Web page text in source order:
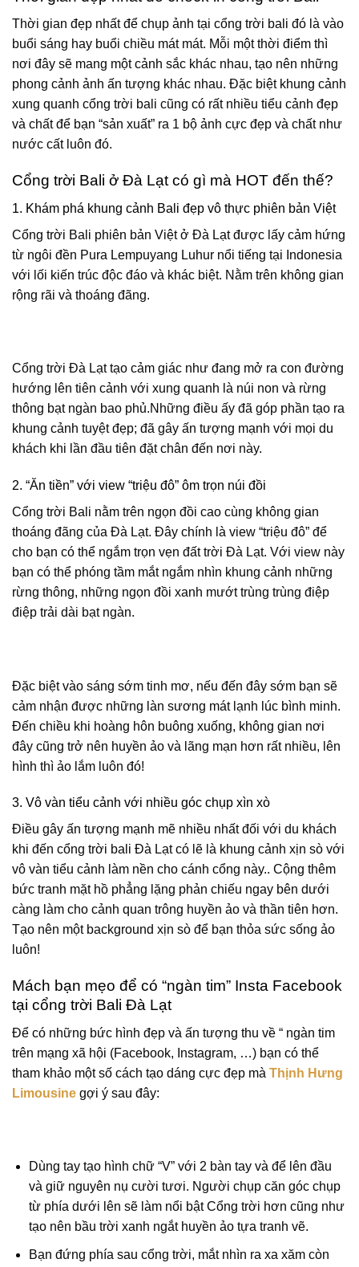
Thời gian đẹp nhất để chụp ảnh tại cổng trời bali đó là vào
buổi sáng hay buổi chiều mát mát. Mỗi một thời điểm thì
nơi đây sẽ mang một cảnh sắc khác nhau, tạo nên những
phong cảnh ảnh ấn tượng khác nhau. Đặc biệt khung cảnh
xung quanh cổng trời bali cũng có rất nhiều tiểu cảnh đẹp
và chất để bạn “sản xuất” ra 1 bộ ảnh cực đẹp và chất như
nước cất luôn đó.
Cổng trời Bali ở Đà Lạt có gì mà HOT đến thế?
1. Khám phá khung cảnh Bali đẹp vô thực phiên bản Việt
Cổng trời Bali phiên bản Việt ở Đà Lạt được lấy cảm hứng
từ ngôi đền Pura Lempuyang Luhur nổi tiếng tại Indonesia
với lối kiến trúc độc đáo và khác biệt. Nằm trên không gian
rộng rãi và thoáng đãng.
Cổng trời Đà Lạt tạo cảm giác như đang mở ra con đường
hướng lên tiên cảnh với xung quanh là núi non và rừng
thông bạt ngàn bao phủ.Những điều ấy đã góp phần tạo ra
khung cảnh tuyệt đẹp; đã gây ấn tượng mạnh với mọi du
khách khi lần đầu tiên đặt chân đến nơi này.
2. “Ăn tiền” với view “triệu đô” ôm trọn núi đồi
Cổng trời Bali nằm trên ngọn đồi cao cùng không gian
thoáng đãng của Đà Lạt. Đây chính là view “triệu đô” để
cho bạn có thể ngắm trọn vẹn đất trời Đà Lạt. Với view này
bạn có thể phóng tầm mắt ngắm nhìn khung cảnh những
rừng thông, những ngọn đồi xanh mướt trùng trùng điệp
điệp trải dài bạt ngàn.
Đặc biệt vào sáng sớm tinh mơ, nếu đến đây sớm bạn sẽ
cảm nhận được những làn sương mát lạnh lúc bình minh.
Đến chiều khi hoàng hôn buông xuống, không gian nơi
đây cũng trở nên huyền ảo và lãng mạn hơn rất nhiều, lên
hình thì ảo lắm luôn đó!
3. Vô vàn tiểu cảnh với nhiều góc chụp xìn xò
Điều gây ấn tượng mạnh mẽ nhiều nhất đối với du khách
khi đến cổng trời bali Đà Lạt có lẽ là khung cảnh xịn sò với
vô vàn tiểu cảnh làm nền cho cánh cổng này.. Cộng thêm
bức tranh mặt hồ phẳng lặng phản chiếu ngay bên dưới
càng làm cho cảnh quan trông huyền ảo và thần tiên hơn.
Tạo nên một background xịn sò để bạn thỏa sức sống ảo
luôn!
Mách bạn mẹo để có “ngàn tim” Insta Facebook
tại cổng trời Bali Đà Lạt
Để có những bức hình đẹp và ấn tượng thu về “ ngàn tim
trên mạng xã hội (Facebook, Instagram, …) bạn có thể
tham khảo một số cách tạo dáng cực đẹp mà Thịnh Hưng
Limousine gợi ý sau đây:
Dùng tay tạo hình chữ “V” với 2 bàn tay và để lên đầu
và giữ nguyên nụ cười tươi. Người chụp căn góc chụp
từ phía dưới lên sẽ làm nổi bật Cổng trời hơn cũng như
tạo nên bầu trời xanh ngắt huyền ảo tựa tranh vẽ.
Bạn đứng phía sau cổng trời, mắt nhìn ra xa xăm còn